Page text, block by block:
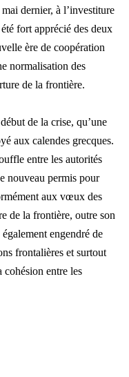
dernier, à l’investiture
fort apprécié des deux
ère de coopération
normalisation des
de la frontière.
de la crise, qu’une
aux calendes grecques.
entre les autorités
nouveau permis pour
aux vœux des
de la frontière, outre son
engendré de
frontalières et surtout
cohésion entre les